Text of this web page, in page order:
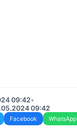
09:42•
09:42
Facebook WhatsApp